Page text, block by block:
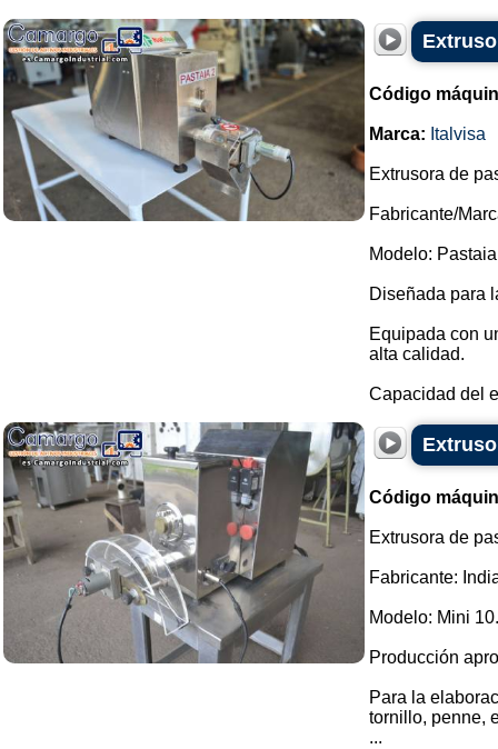
Código
Marca: Italvisa
Extrusora de
Fabricante/
Modelo:
Diseñada para
Equipada con
alta calidad.
Capacidad del
Código
Extrusora de
Fabricante:
Modelo: Mini 10.
Producción
Para la
tornillo, penne,
...